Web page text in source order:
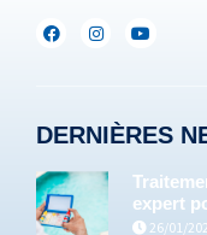
DERNIÈRES
expert
26/01/